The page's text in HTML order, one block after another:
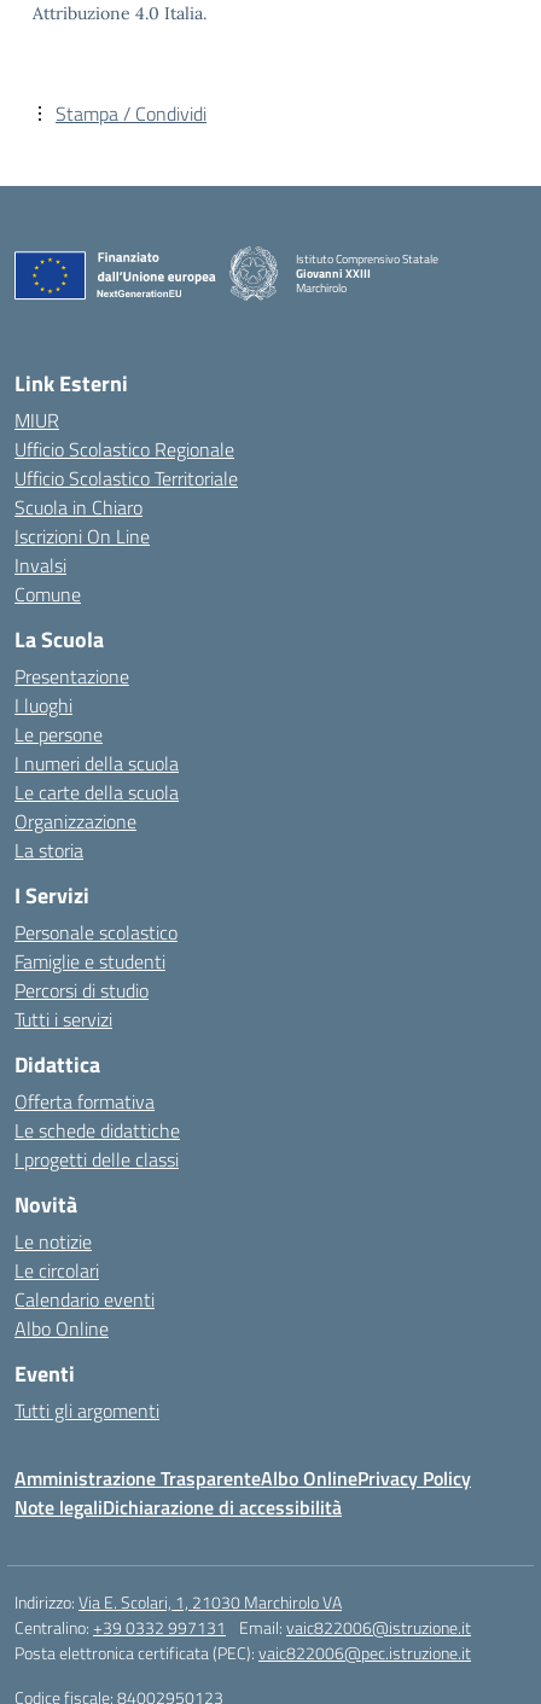
Attribuzione 4.0 Italia.
Stampa / Condividi
Istituto Comprensivo Statale
Giovanni XXIII
Marchirolo
Link Esterni
MIUR
Ufficio Scolastico Regionale
Ufficio Scolastico Territoriale
Scuola in Chiaro
Iscrizioni On Line
Invalsi
Comune
La Scuola
Presentazione
I luoghi
Le persone
I numeri della scuola
Le carte della scuola
Organizzazione
La storia
I Servizi
Personale scolastico
Famiglie e studenti
Percorsi di studio
Tutti i servizi
Didattica
Offerta formativa
Le schede didattiche
I progetti delle classi
Novità
Le notizie
Le circolari
Calendario eventi
Albo Online
Eventi
Tutti gli argomenti
Amministrazione TrasparenteAlbo OnlinePrivacy Policy
Note legaliDichiarazione di accessibilità
Indirizzo:Via E. Scolari, 1, 21030 Marchirolo VA
Centralino:+39 0332 997131 Email:vaic822006@istruzione.it
Posta elettronica certificata (PEC):vaic822006@pec.istruzione.it
Codice fiscale: 84002950123